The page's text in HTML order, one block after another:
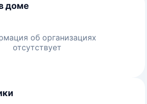
доме
об организациях
отсутствует